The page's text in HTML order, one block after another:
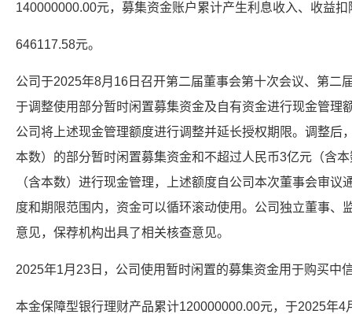
140000000.00元，募集资金账户累计产生利息收入、收益
646117.58元。
公司于2025年8月16日召开第二届董事会第十次会议、第二
于调整使用部分暂时闲置募集资金及自有资金进行现金管理
公司将上述现金管理额度进行调整并延长授权期限。调整后
本数）的部分暂时闲置募集资金和不超过人民币3亿元（含
（含本数）进行现金管理，上述额度自公司本次董事会审
度和期限范围内，资金可以循环滚动使用。公司独立董事、
意见，保荐机构出具了相关核查意见。
2025年1月23日，公司使用暂时闲置的募集资金用于购买中
本金保障型银行理财产品累计120000000.00元，于2025年4